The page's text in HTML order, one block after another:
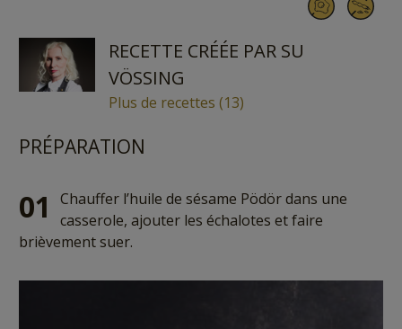
RECETTE CRÉÉE PAR SU
VÖSSING
Plus de recettes (13)
PRÉPARATION
01
Chauffer l’huile de sésame Pödör dans une
casserole, ajouter les échalotes et faire
brièvement suer.